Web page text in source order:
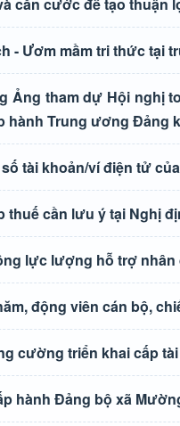
- Ươm mầm tri thức tại
Ảng tham dự Hội nghị
hành Trung ương Đảng
tài khoản/ví điện tử
cần lưu ý tại Nghị
lực lượng hỗ trợ nhân
động viên cán bộ,
cường triển khai cấp
hành Đảng bộ xã